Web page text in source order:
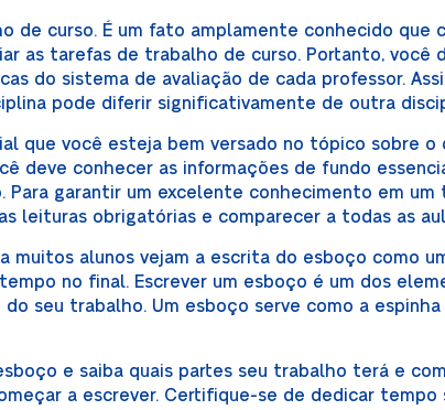
de curso. É um fato amplamente conhecido que
as tarefas de trabalho de curso. Portanto, você
do sistema de avaliação de cada professor.
pode diferir significativamente de outra
que você esteja bem versado no tópico sobre o
deve conhecer as informações de fundo
garantir um excelente conhecimento em um
leituras obrigatórias e comparecer a todas as
muitos alunos vejam a escrita do esboço como
no final. Escrever um esboço é um dos
seu trabalho. Um esboço serve como a
e saiba quais partes seu trabalho terá e
a escrever. Certifique-se de dedicar tempo